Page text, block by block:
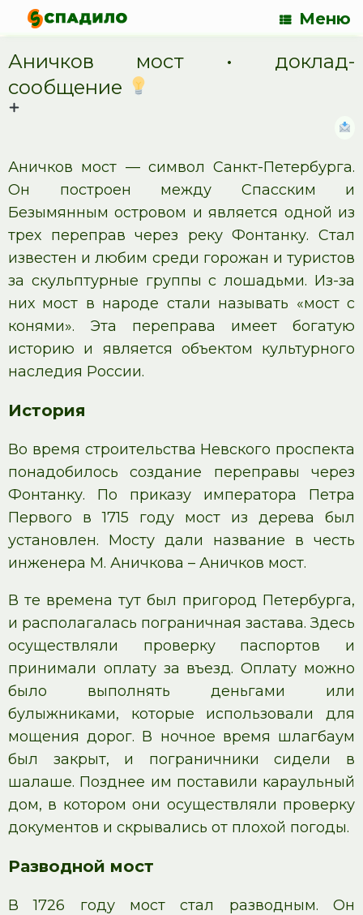
Меню
Аничков мост • доклад-
сообщение
Аничков мост — символ Санкт-Петербурга.
Он построен между Спасским и
Безымянным островом и является одной из
трех переправ через реку Фонтанку. Стал
известен и любим среди горожан и туристов
за скульптурные группы с лошадьми. Из-за
них мост в народе стали называть «мост с
конями». Эта переправа имеет богатую
историю и является объектом культурного
наследия России.
История
Во время строительства Невского проспекта
понадобилось создание переправы через
Фонтанку. По приказу императора Петра
Первого в 1715 году мост из дерева был
установлен. Мосту дали название в честь
инженера М. Аничкова – Аничков мост.
В те времена тут был пригород Петербурга,
и располагалась пограничная застава. Здесь
осуществляли проверку паспортов и
принимали оплату за въезд. Оплату можно
было выполнять деньгами или
булыжниками, которые использовали для
мощения дорог. В ночное время шлагбаум
был закрыт, и пограничники сидели в
шалаше. Позднее им поставили караульный
дом, в котором они осуществляли проверку
документов и скрывались от плохой погоды.
Разводной мост
В 1726 году мост стал разводным. Он